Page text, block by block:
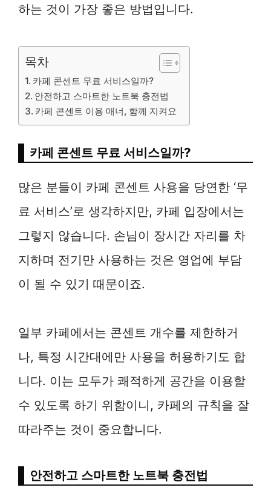
하는 것이 가장 좋은 방법입니다.
목차
카페 콘센트 무료 서비스일까?
안전하고 스마트한 노트북 충전법
카페 콘센트 이용 매너, 함께 지켜요
카페 콘센트 무료 서비스일까?
많은 분들이 카페 콘센트 사용을 당연한 ‘무
료 서비스’로 생각하지만, 카페 입장에서는
그렇지 않습니다. 손님이 장시간 자리를 차
지하며 전기만 사용하는 것은 영업에 부담
이 될 수 있기 때문이죠.
일부 카페에서는 콘센트 개수를 제한하거
나, 특정 시간대에만 사용을 허용하기도 합
니다. 이는 모두가 쾌적하게 공간을 이용할
수 있도록 하기 위함이니, 카페의 규칙을 잘
따라주는 것이 중요합니다.
안전하고 스마트한 노트북 충전법